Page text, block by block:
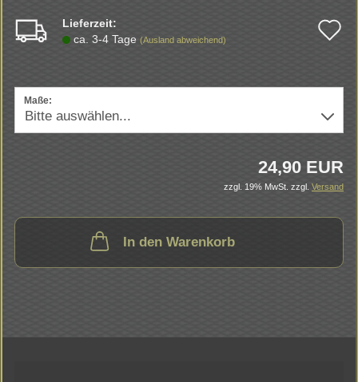
Lieferzeit:
ca. 3-4 Tage (Ausland abweichend)
Maße:
24,90 EUR
zzgl. 19% MwSt. zzgl. Versand
In den Warenkorb